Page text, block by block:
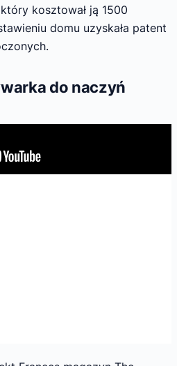
kosztował ją 1500
domu uzyskała patent
do naczyń